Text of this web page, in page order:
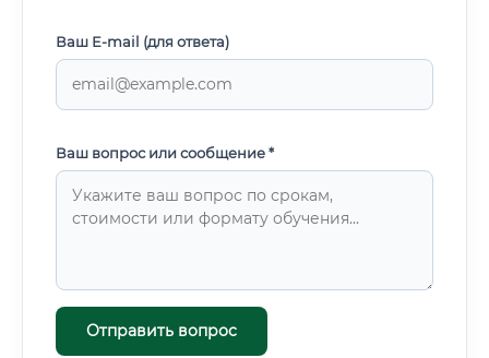
Ваш E-mail (для ответа)
Ваш вопрос или сообщение *
Отправить вопрос